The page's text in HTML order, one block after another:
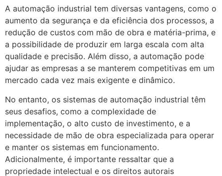
A automação industrial tem diversas vantagens, como o
aumento da segurança e da eficiência dos processos, a
redução de custos com mão de obra e matéria-prima, e
a possibilidade de produzir em larga escala com alta
qualidade e precisão. Além disso, a automação pode
ajudar as empresas a se manterem competitivas em um
mercado cada vez mais exigente e dinâmico.
No entanto, os sistemas de automação industrial têm
seus desafios, como a complexidade de
implementação, o alto custo de investimento, e a
necessidade de mão de obra especializada para operar
e manter os sistemas em funcionamento.
Adicionalmente, é importante ressaltar que a
propriedade intelectual e os direitos autorais